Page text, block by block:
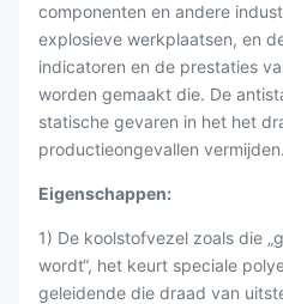
componenten en andere
explosieve werkplaatsen, en
indicatoren en de prestaties
worden gemaakt die. De
statische gevaren in het het
productieongevallen vermijden.
Eigenschappen:
1) De koolstofvezel zoals die
wordt“, het keurt speciale
geleidende die draad van